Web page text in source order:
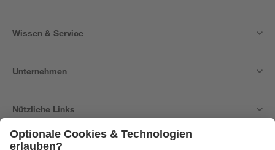
Wissen & Service
Unternehmen
Nützliche Links